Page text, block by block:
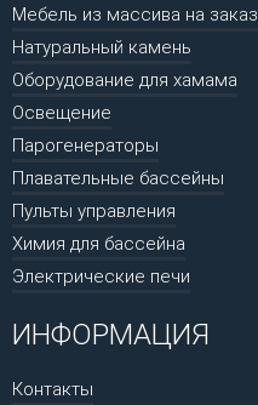
Мебель из массива на заказ
Натуральный камень
Оборудование для хамама
Освещение
Парогенераторы
Плавательные бассейны
Пульты управления
Химия для бассейна
Электрические печи
ИНФОРМАЦИЯ
Контакты